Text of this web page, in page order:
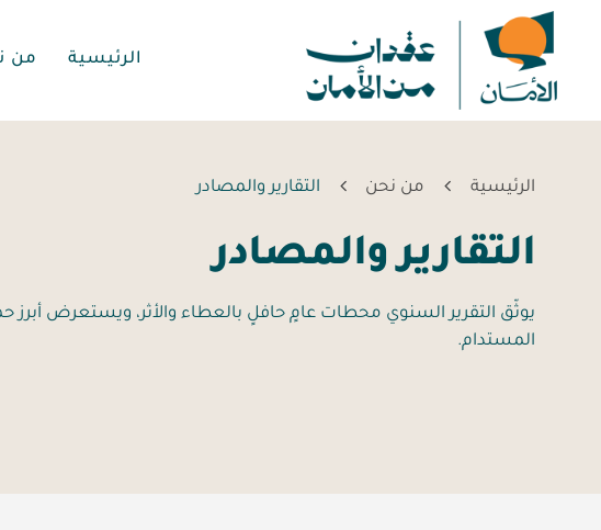
الرئيسية من
الرئيسية من نحن التقارير والمصادر
التقارير والمصادر
يوثّق التقرير السنوي محطات عامٍ حافلٍ بالعطاء والأثر، ويستعرض أبرز
المستدام.